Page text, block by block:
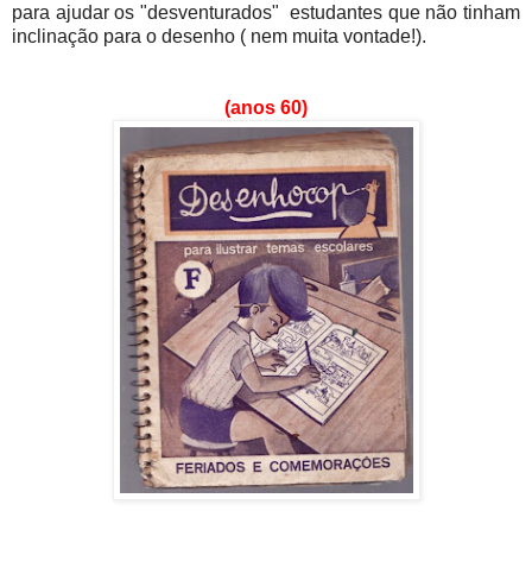
para ajudar os "desventurados" estudantes que não tinham
inclinação para o desenho ( nem muita vontade!).
(anos 60)